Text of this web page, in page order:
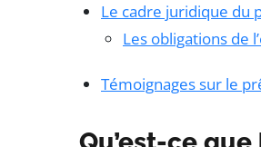
Le cadre juridique du
Les obligations de
Témoignages sur le